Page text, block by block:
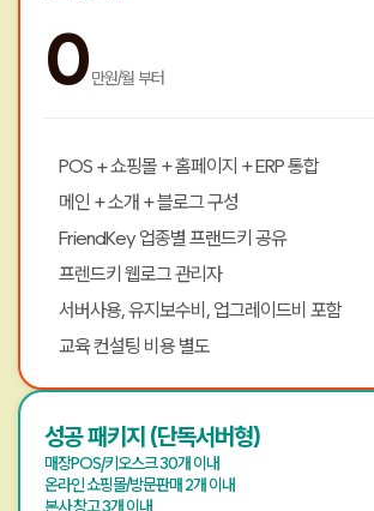
0만원/월 부터
POS + 쇼핑몰 + 홈페이지 + ERP 통합
메인 + 소개 + 블로그 구성
FriendKey 업종별 프랜드키 공유
프렌드키 웹로그 관리자
서버사용, 유지보수비, 업그레이드비 포함
교육 컨설팅 비용 별도
성공 패키지 (단독서버형)
매장POS/키오스크 30개 이내
온라인 쇼핑몰/방문판매 2개 이내
본사 창고 3개 이내